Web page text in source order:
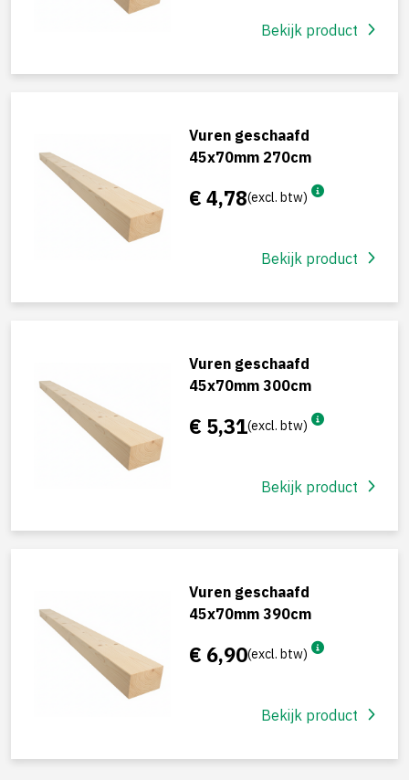
Bekijk product
Vuren geschaafd
45x70mm 270cm
€ 4,78(excl. btw)
Bekijk product
Vuren geschaafd
45x70mm 300cm
€ 5,31(excl. btw)
Bekijk product
Vuren geschaafd
45x70mm 390cm
€ 6,90(excl. btw)
Bekijk product